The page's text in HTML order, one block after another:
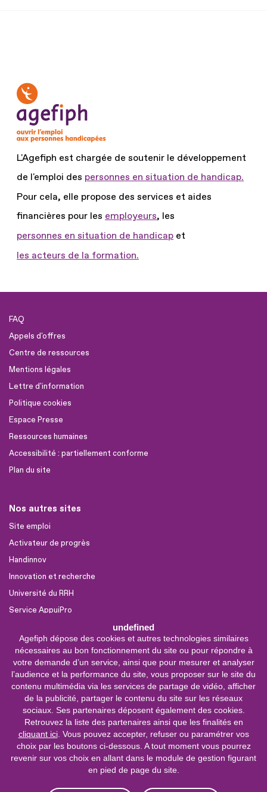
undefined
Agefiph dépose des cookies et autres technologies similaires
nécessaires au bon fonctionnement du site ou pour répondre à
votre demande d’un service, ainsi que pour mesurer et analyser
l’audience et la performance du site, vous proposer sur le site du
contenu multimédia via les services de partage de vidéo, afficher
de la publicité, partager le contenu du site sur les réseaux
sociaux. Ses partenaires déposent également des cookies.
Retrouvez la liste des partenaires ainsi que les finalités en
cliquant ici. Vous pouvez accepter, refuser ou paramétrer vos
choix par les boutons ci-dessous. A tout moment vous pourrez
revenir sur vos choix en allant dans le module de gestion figurant
en pied de page du site.
L'Agefiph est chargée de soutenir le développement
de l'emploi des personnes en situation de handicap.
Pour cela, elle propose des services et aides
financières pour les employeurs, les
personnes en situation de handicap et
les acteurs de la formation.
FAQ
Appels d'offres
Centre de ressources
Mentions légales
Lettre d'information
Politique cookies
Espace Presse
Ressources humaines
Accessibilité : partiellement conforme
Plan du site
Nos autres sites
Site emploi
Activateur de progrès
Handinnov
Innovation et recherche
Université du RRH
Service AppuiPro
Nous suivre
Youtube
Linkedin
Facebook
0 800 11 10 09
Service &
appel gratuits
Nous contacter